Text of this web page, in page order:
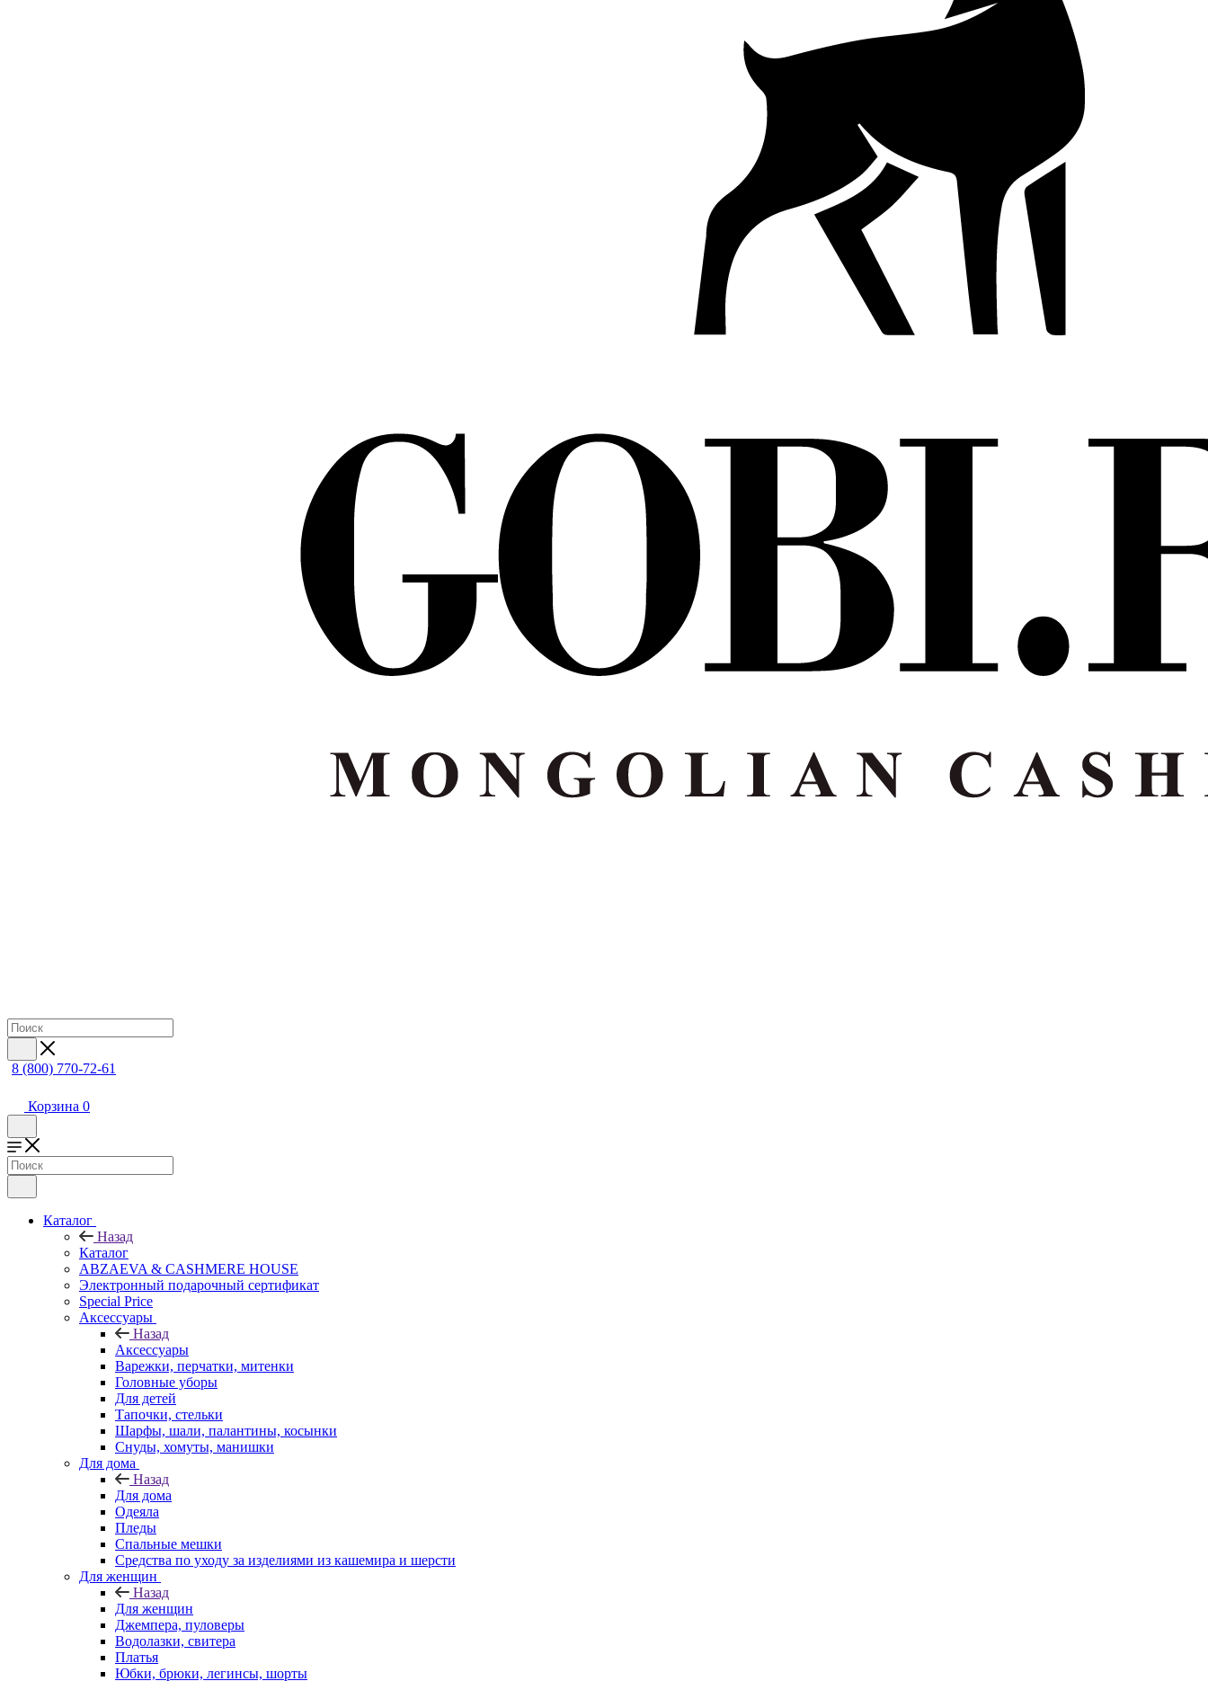
8 (800) 770-72-61
Корзина 0
Каталог
Назад
Каталог
ABZAEVA & CASHMERE HOUSE
Электронный подарочный сертификат
Special Price
Аксессуары
Назад
Аксессуары
Варежки, перчатки, митенки
Головные уборы
Для детей
Тапочки, стельки
Шарфы, шали, палантины, косынки
Снуды, хомуты, манишки
Для дома
Назад
Для дома
Одеяла
Пледы
Спальные мешки
Средства по уходу за изделиями из кашемира и шерсти
Для женщин
Назад
Для женщин
Джемпера, пуловеры
Водолазки, свитера
Платья
Юбки, брюки, легинсы, шорты